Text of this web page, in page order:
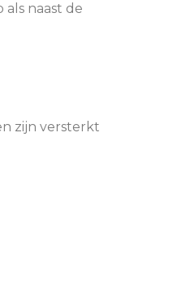
naast de
zijn versterkt